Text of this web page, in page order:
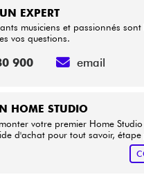
• METAL GUITAR BY
• Star'
• Star'SMusic
• Star 'SMusicLILLE
HOME STUDIO
votre premier Home Studio
d'achat pour tout savoir,
EXPERT
musiciens et passionnés
vos questions.
900 email